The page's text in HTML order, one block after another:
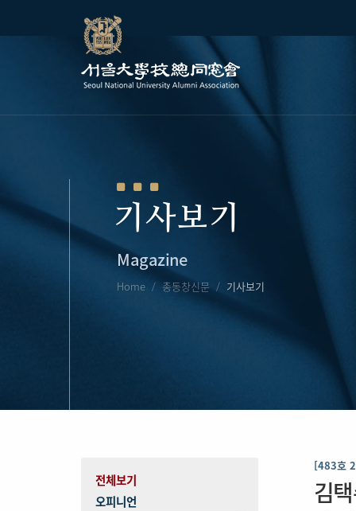
기사보기
Magazine
Home 총동창신문 기사보기
전체보기
오피니언
[483호
김